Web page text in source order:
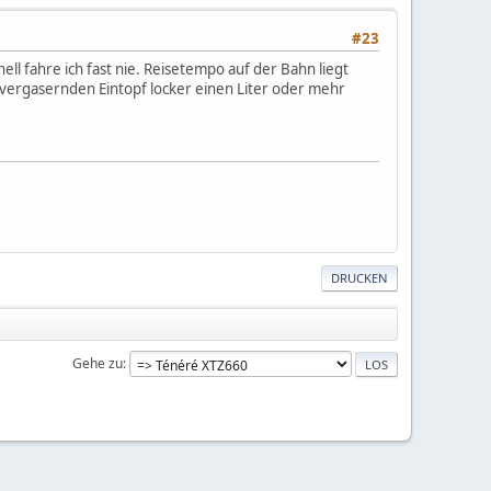
#23
fahre ich fast nie. Reisetempo auf der Bahn liegt
Eintopf locker einen Liter oder mehr
DRUCKEN
Gehe zu